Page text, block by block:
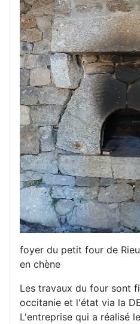
foyer du petit four de
en chène
Les travaux du four sont
occitanie et l'état via la
L'entreprise qui a réalisé